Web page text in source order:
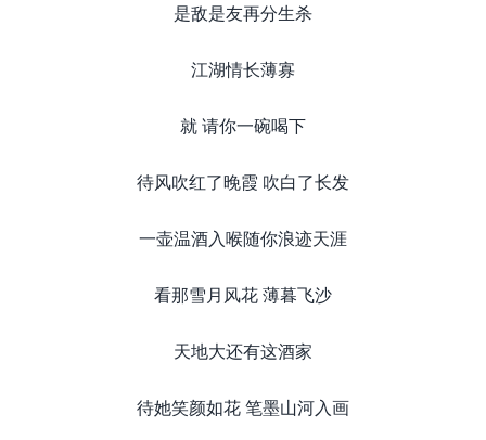
是敌是友再分生杀
江湖情长薄寡
就 请你一碗喝下
待风吹红了晚霞 吹白了长发
一壶温酒入喉随你浪迹天涯
看那雪月风花 薄暮飞沙
天地大还有这酒家
待她笑颜如花 笔墨山河入画